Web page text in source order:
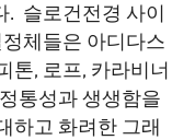
. 슬로건전경 사이
체들은 아디다스
톤, 로프, 카라비너
통성과 생생함을
하고 화려한 그래